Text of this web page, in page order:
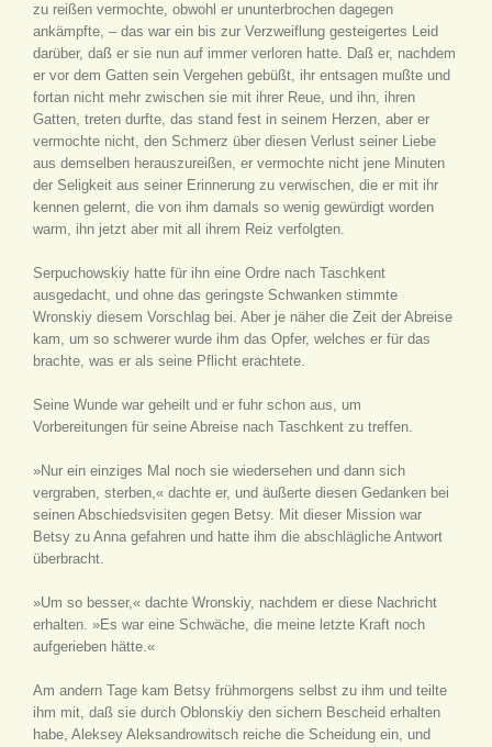
zu reißen vermochte, obwohl er ununterbrochen dagegen
ankämpfte, – das war ein bis zur Verzweiflung gesteigertes Leid
darüber, daß er sie nun auf immer verloren hatte. Daß er, nachdem
er vor dem Gatten sein Vergehen gebüßt, ihr entsagen mußte und
fortan nicht mehr zwischen sie mit ihrer Reue, und ihn, ihren
Gatten, treten durfte, das stand fest in seinem Herzen, aber er
vermochte nicht, den Schmerz über diesen Verlust seiner Liebe
aus demselben herauszureißen, er vermochte nicht jene Minuten
der Seligkeit aus seiner Erinnerung zu verwischen, die er mit ihr
kennen gelernt, die von ihm damals so wenig gewürdigt worden
warm, ihn jetzt aber mit all ihrem Reiz verfolgten.
Serpuchowskiy hatte für ihn eine Ordre nach Taschkent
ausgedacht, und ohne das geringste Schwanken stimmte
Wronskiy diesem Vorschlag bei. Aber je näher die Zeit der Abreise
kam, um so schwerer wurde ihm das Opfer, welches er für das
brachte, was er als seine Pflicht erachtete.
Seine Wunde war geheilt und er fuhr schon aus, um
Vorbereitungen für seine Abreise nach Taschkent zu treffen.
»Nur ein einziges Mal noch sie wiedersehen und dann sich
vergraben, sterben,« dachte er, und äußerte diesen Gedanken bei
seinen Abschiedsvisiten gegen Betsy. Mit dieser Mission war
Betsy zu Anna gefahren und hatte ihm die abschlägliche Antwort
überbracht.
»Um so besser,« dachte Wronskiy, nachdem er diese Nachricht
erhalten. »Es war eine Schwäche, die meine letzte Kraft noch
aufgerieben hätte.«
Am andern Tage kam Betsy frühmorgens selbst zu ihm und teilte
ihm mit, daß sie durch Oblonskiy den sichern Bescheid erhalten
habe, Aleksey Aleksandrowitsch reiche die Scheidung ein, und